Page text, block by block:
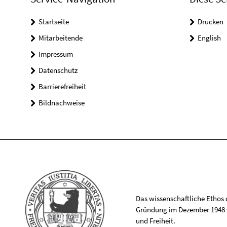
Startseite
Mitarbeitende
Impressum
Datenschutz
Barrierefreiheit
Bildnachweise
Drucken
English
Das wissenschaftliche
Gründung im Dezember
und Freiheit.